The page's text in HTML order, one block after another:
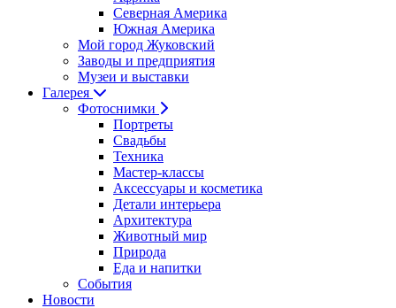
Северная Америка
Южная Америка
Мой город Жуковский
Заводы и предприятия
Музеи и выставки
Галерея
Фотоснимки
Портреты
Свадьбы
Техника
Мастер-классы
Аксессуары и косметика
Детали интерьера
Архитектура
Животный мир
Природа
Еда и напитки
События
Новости